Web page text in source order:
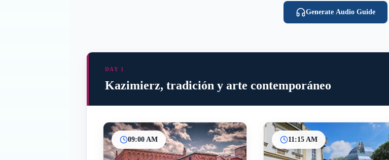
Generate Audio Guide
DAY 1
Kazimierz, tradición y arte contemporáneo
09:00 AM 11:15 AM